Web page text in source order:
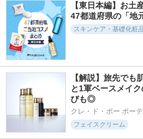
【東日本編】お土
47都道府県の「地
スキンケア・基礎化粧
【解説】旅先でも
と1軍ベースメイ
びも◎
クレ・ド・ポー ボーテ
フェイスクリーム